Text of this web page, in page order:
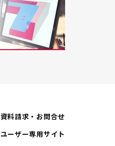
資料請求・お問合せ
ユーザー専用サイト